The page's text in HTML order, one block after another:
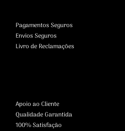
Pagamentos Seguros
Envios Seguros
Livro de Reclamações
Apoio ao Cliente
Qualidade Garantida
100% Satisfação